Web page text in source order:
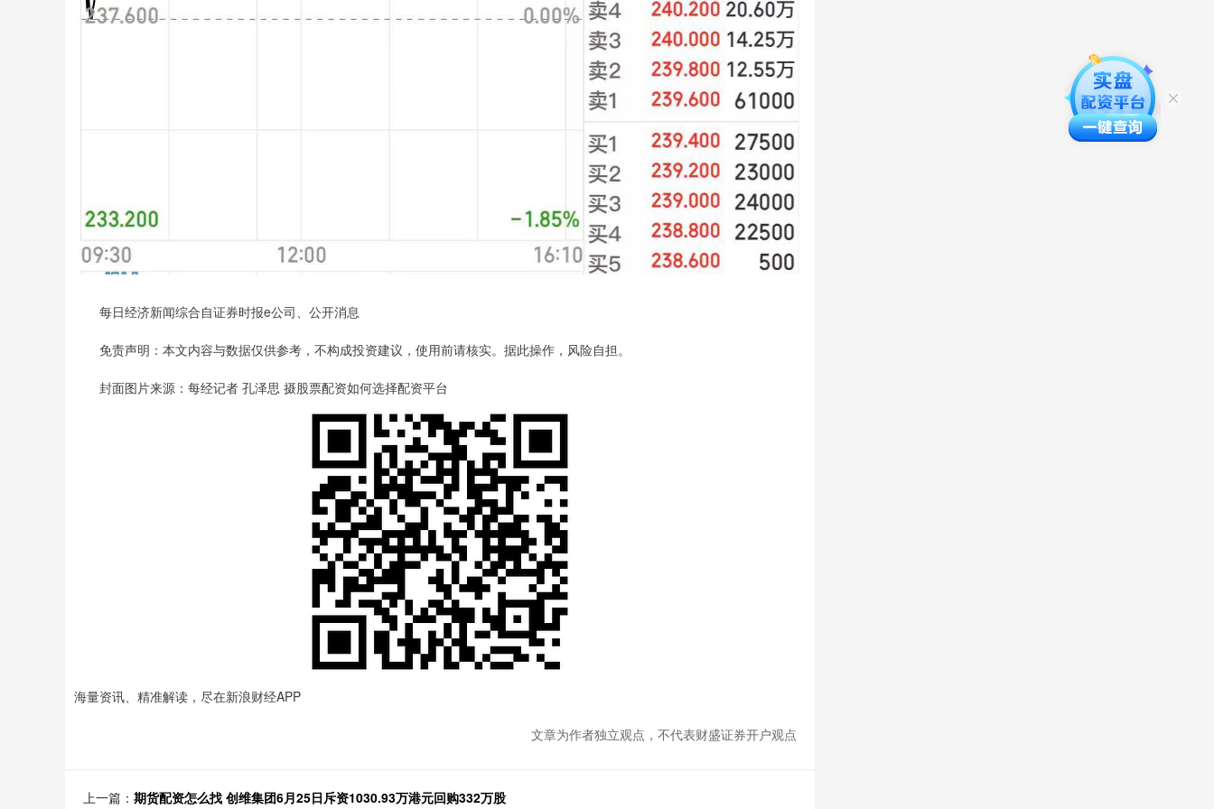
每日经济新闻综合自证券时报e公司、公开消息
免责声明：本文内容与数据仅供参考，不构成投资建议，使用前请核实。据此操作，风险自担。
封面图片来源：每经记者 孔泽思 摄股票配资如何选择配资平台
海量资讯、精准解读，尽在新浪财经APP
文章为作者独立观点，不代表财盛证券开户观点
上一篇： 期货配资怎么找 创维集团6月25日斥资1030.93万港元回购332万股